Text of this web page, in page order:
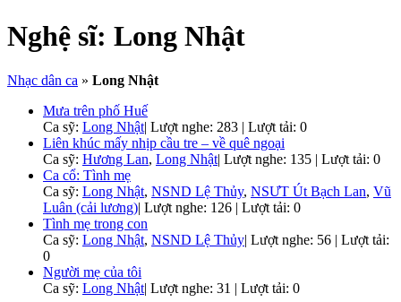
Nghệ sĩ: Long Nhật
Nhạc dân ca » Long Nhật
Mưa trên phố Huế
Ca sỹ: Long Nhật| Lượt nghe: 283 | Lượt tải: 0
Liên khúc mấy nhịp cầu tre – về quê ngoại
Ca sỹ: Hương Lan, Long Nhật| Lượt nghe: 135 | Lượt tải: 0
Ca cổ: Tình mẹ
Ca sỹ: Long Nhật, NSND Lệ Thủy, NSƯT Út Bạch Lan, Vũ
Luân (cải lương)| Lượt nghe: 126 | Lượt tải: 0
Tình mẹ trong con
Ca sỹ: Long Nhật, NSND Lệ Thủy| Lượt nghe: 56 | Lượt tải:
0
Người mẹ của tôi
Ca sỹ: Long Nhật| Lượt nghe: 31 | Lượt tải: 0